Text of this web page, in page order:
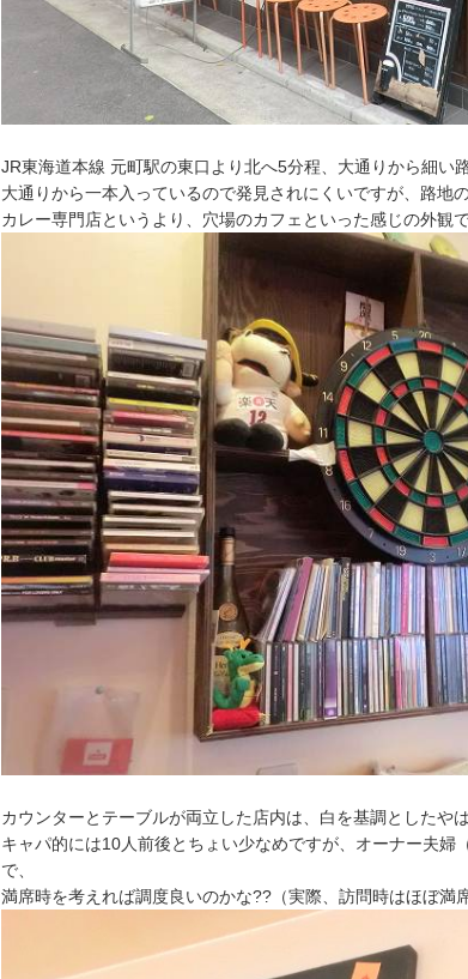
JR東海道本線 元町駅の東口より北へ5分程、大通りから細い
大通りから一本入っているので発見されにくいですが、路地
カレー専門店というより、穴場のカフェといった感じの外観で
カウンターとテーブルが両立した店内は、白を基調としたや
キャパ的には10人前後とちょい少なめですが、オーナー夫婦
で、
満席時を考えれば調度良いのかな??（実際、訪問時はほぼ満